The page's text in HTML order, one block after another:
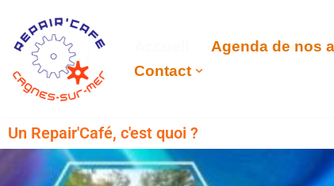
Aller
contenu
Agenda de nos
Contact
Un Repair'Café, c'est quoi ?